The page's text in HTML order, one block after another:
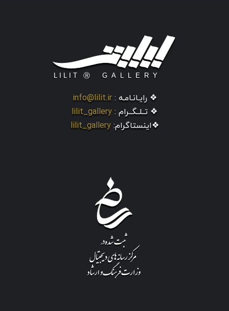
❖ رایـانـامـه : info@lilit.ir
❖ تــلــگــرام : lilit_gallery
❖اینستاگرام: lilit_gallery